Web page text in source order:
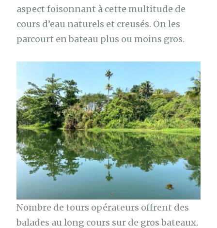
aspect foisonnant à cette multitude de
cours d’eau naturels et creusés. On les
parcourt en bateau plus ou moins gros.
Nombre de tours opérateurs offrent des
balades au long cours sur de gros bateaux.